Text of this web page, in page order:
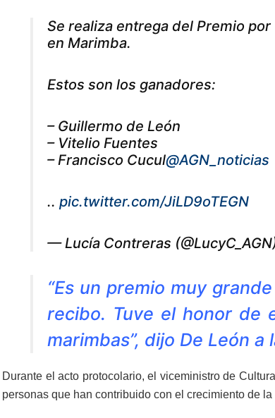
Se realiza entrega del Premio
en Marimba.
Estos son los ganadores:
– Guillermo de León
– Vitelio Fuentes
– Francisco Cucul@AGN_noticias
.. pic.twitter.com/JiLD9oTEGN
— Lucía Contreras
“Es un premio muy
recibo. Tuve el honor de
marimbas”, dijo De León
Durante el acto protocolario, el viceministro de
personas que han contribuido con el crecimiento de